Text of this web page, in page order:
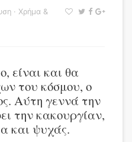
· Χρήμα &
είναι και θα
του κόσμου, ο
Αύτη γεννά την
την κακουργίαν,
και ψυχάς.